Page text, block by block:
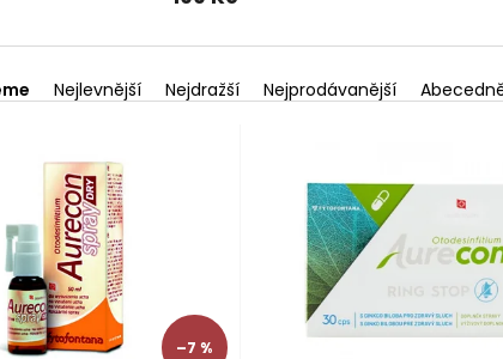
Nejlevnější Nejdražší Nejprodávanější
–7 %